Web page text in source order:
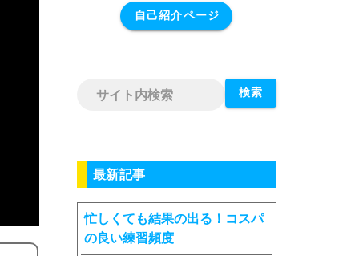
自己紹介ページ
検索
最新記事
忙しくても結果の出る！コスパ
の良い練習頻度